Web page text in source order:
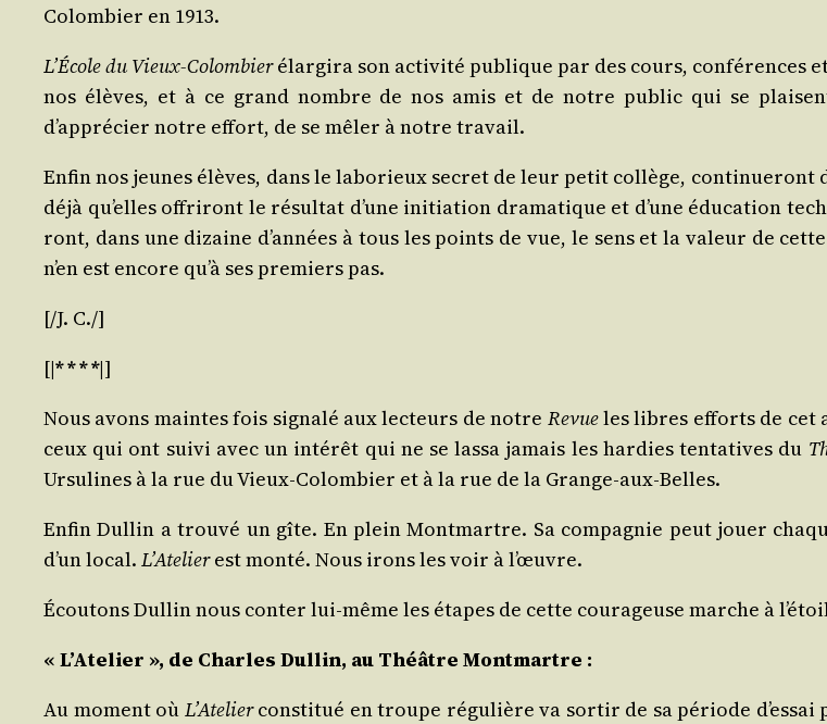
Colom­bier en 1913.
L’École du Vieux-Colom­bierélar­gi­ra son acti­vi­té publique par des cours, confé­rences
nos élèves, et à ce grand nombre de nos amis et de notre public qui se
d’apprécier notre effort, de se mêler à notre travail.
Enfin nos jeunes élèves, dans le labo­rieux secret de leur petit col­lège,
déjà qu’elles offri­ront le résul­tat d’une ini­tia­tion dra­ma­tique et d’une édu­ca­tion
ront, dans une dizaine d’années à tous les points de vue, le sens et la valeur de
n’en est encore qu’à ses pre­miers pas.
[/​J. C./]
[|* * * *|]
Nous avons maintes fois signa­lé aux lec­teurs de notre Revueles libres efforts de cet
ceux qui ont sui­vi avec un inté­rêt qui ne se las­sa jamais les har­dies ten­ta­tives du
Ursu­lines à la rue du Vieux-Colom­bier et à la rue de la Grange-aux-Belles.
Enfin Dul­lin a trou­vé un gîte. En plein Mont­martre. Sa com­pa­gnie peut jouer
d’un local. L’Atelierest mon­té. Nous irons les voir à l’œuvre.
Écou­tons Dul­lin nous conter lui-même les étapes de cette cou­ra­geuse marche à
« L’Atelier », de Charles Dul­lin, au Théâtre Montmartre :
Au moment où L’Atelierconsti­tué en troupe régu­lière va sor­tir de sa période d’essai